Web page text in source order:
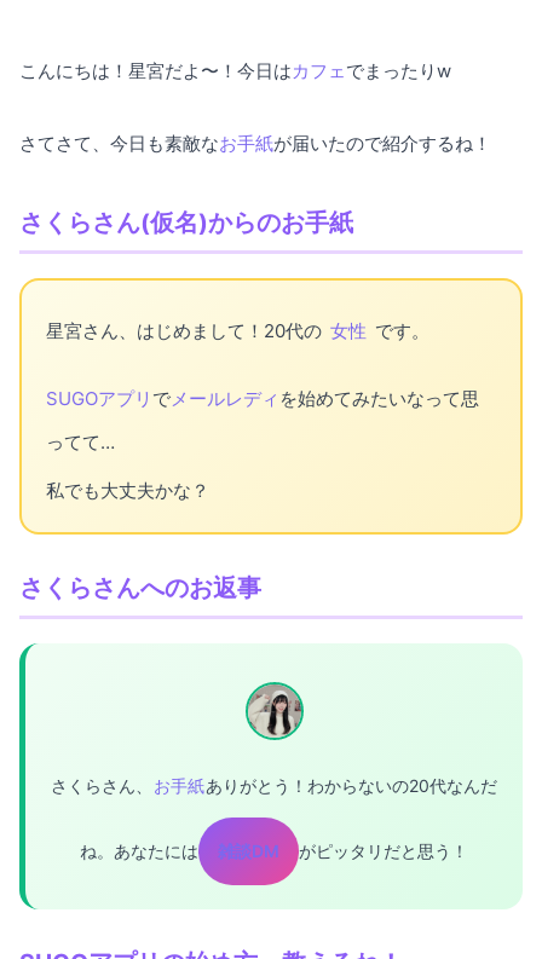
こんにちは！星宮だよ〜！今日はカフェ でまったりw
さてさて、今日も素敵なお手紙が届いたので紹介するね！
さくらさん(仮名)からのお手紙
星宮さん、はじめまして！20代の 女性 です。
SUGOアプリ でメールレディ を始めてみたいなって思
ってて…
私でも大丈夫かな？
さくらさんへのお返事
さくらさん、 お手紙ありがとう！わからないの20代なんだ
ね。あなたには 雑談DM がピッタリだと思う！